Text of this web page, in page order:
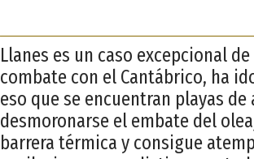
Llanes es un caso excepcional
combate con el Cantábrico, ha
eso que se encuentran playas
desmoronarse el embate del
barrera térmica y consigue